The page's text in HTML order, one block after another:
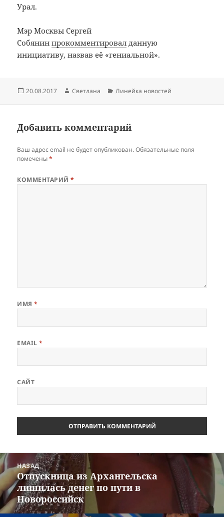
Урал.
Мэр Москвы Сергей
Собянинпрокомментировал данную
инициативу, назвав её «гениальной».
Опубликовано
20.08.2017 Автор
Светлана Рубрики
Линейка новостей
Добавить комментарий
Ваш адрес email не будет опубликован. Обязательные поля
помечены*
КОММЕНТАРИЙ*
ИМЯ*
EMAIL*
САЙТ
Навигация
по
записям
НАЗАД
Предыдущая
запись:
Отпускница из Архангельска
лишилась денег по пути в
Новороссийск